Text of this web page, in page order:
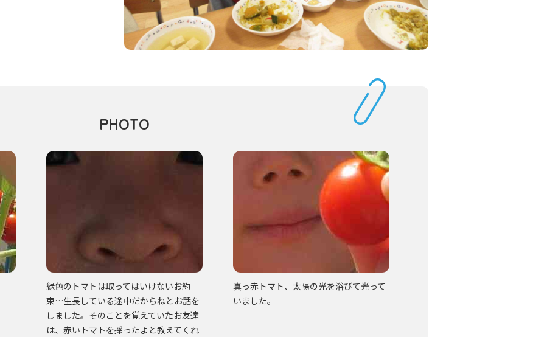
PHOTO
緑色のトマトは取ってはいけないお約
束…生長している途中だからねとお話を
しました。そのことを覚えていたお友達
は、赤いトマトを採ったよと教えてくれ
真っ赤トマト、太陽の光を浴びて光って
いました。